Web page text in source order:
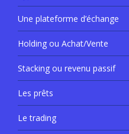
Une plateforme d’échange
Holding ou Achat/Vente
Stacking ou revenu passif
Les prêts
Le trading